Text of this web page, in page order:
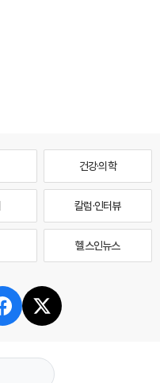
건강·의학
칼럼·인터뷰
헬스인뉴스